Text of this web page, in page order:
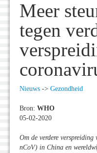
Meer
tegen
Nieuws -> Gezondheid
Bron: WHO
05-02-2020
Om de verdere
nCoV) in China en